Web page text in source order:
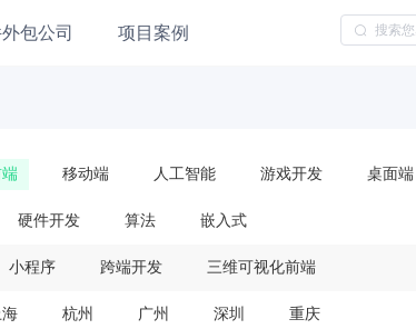
包公司 项目案例
移动端 人工智能 游戏开发 桌面端
硬件开发 算法 嵌入式
小程序 跨端开发 三维可视化前端
杭州 广州 深圳 重庆